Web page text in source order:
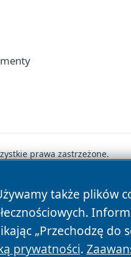
także
„Przechodzę do
prywatności.
prawa zastrzeżone.
Polityka Cookies